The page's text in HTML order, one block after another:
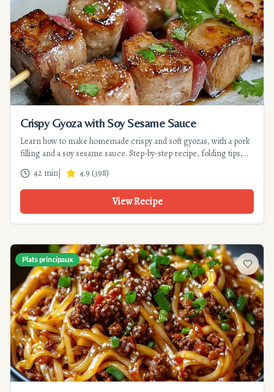
Crispy Gyoza with Soy Sesame Sauce
Learn how to make homemade crispy and soft gyozas, with a pork
filling and a soy sesame sauce. Step-by-step recipe, folding tips,
and cooking advice for a successful dish.
42 min 4.9 (398)
View Recipe
Plats principaux
Add to